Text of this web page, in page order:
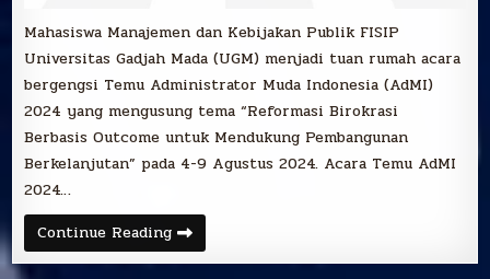
Mahasiswa Manajemen dan Kebijakan Publik FISIP
Universitas Gadjah Mada (UGM) menjadi tuan rumah acara
bergengsi Temu Administrator Muda Indonesia (AdMI)
2024 yang mengusung tema “Reformasi Birokrasi
Berbasis Outcome untuk Mendukung Pembangunan
Berkelanjutan” pada 4-9 Agustus 2024. Acara Temu AdMI
2024…
Continue ReadingSelamat
atas
Raihan